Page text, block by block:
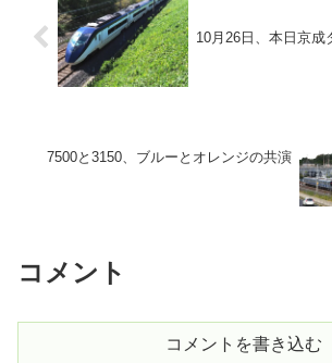
10月26日、本日京成
7500と3150、ブルーとオレンジの共演
コメント
コメントを書き込む